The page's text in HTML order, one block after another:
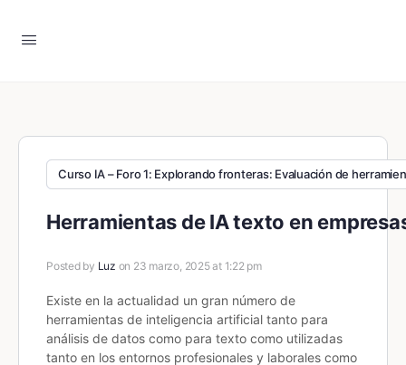
Curso IA – Foro 1: Explorando fronteras: Evaluación de
Herramientas de IA texto en
Posted by Luz on 23 marzo, 2025 at 1:22 pm
Existe en la actualidad un gran número de
herramientas de inteligencia artificial tanto para
análisis de datos como para texto como utilizadas
tanto en los entornos profesionales y laborales como